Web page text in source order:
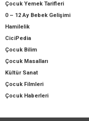
Çocuk Yemek Tarifleri
0 – 12 Ay Bebek Gelişimi
Hamilelik
CiciPedia
Çocuk Bilim
Çocuk Masalları
Kültür Sanat
Çocuk Filmleri
Çocuk Haberleri